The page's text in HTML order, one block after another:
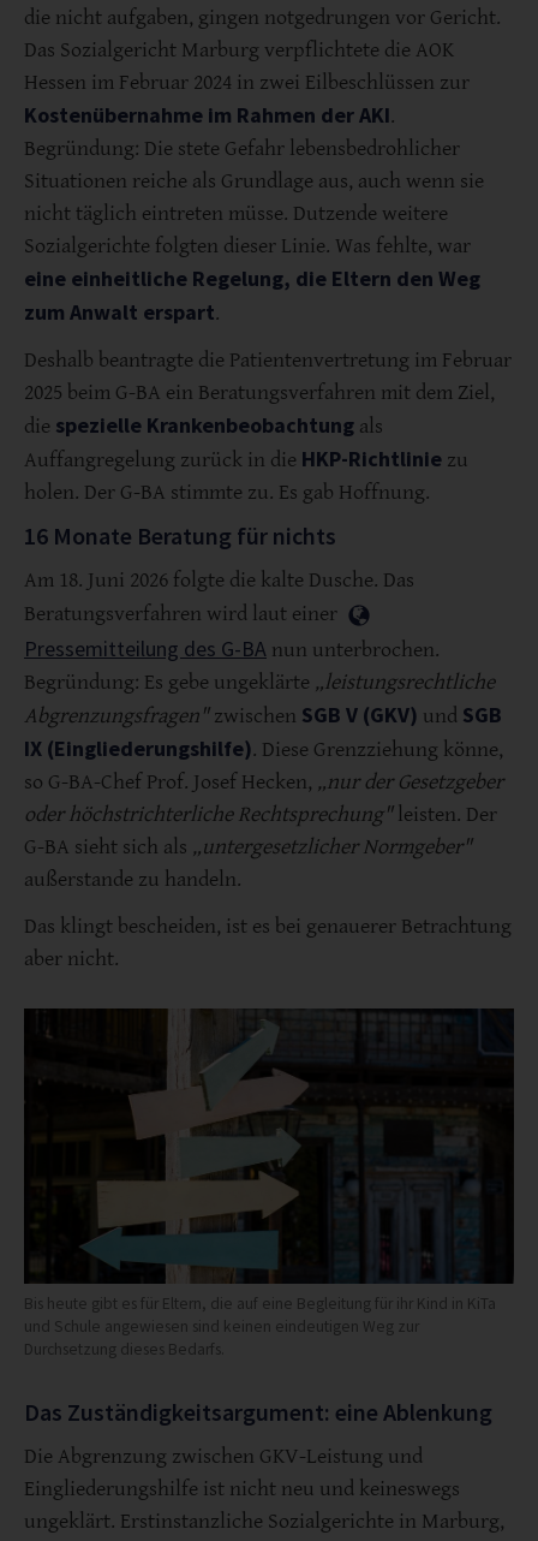
die nicht aufgaben, gingen notgedrungen vor Gericht.
Das Sozialgericht Marburg verpflichtete die AOK
Hessen im Februar 2024 in zwei Eilbeschlüssen zur
Kostenübernahme im Rahmen der AKI.
Begründung: Die stete Gefahr lebensbedrohlicher
Situationen reiche als Grundlage aus, auch wenn sie
nicht täglich eintreten müsse. Dutzende weitere
Sozialgerichte folgten dieser Linie. Was fehlte, war
eine einheitliche Regelung, die Eltern den Weg
zum Anwalt erspart.
Deshalb beantragte die Patientenvertretung im Februar
2025 beim G-BA ein Beratungsverfahren mit dem Ziel,
die spezielle Krankenbeobachtung als
Auffangregelung zurück in die HKP-Richtlinie zu
holen. Der G-BA stimmte zu. Es gab Hoffnung.
16 Monate Beratung für nichts
Am 18. Juni 2026 folgte die kalte Dusche. Das
Beratungsverfahren wird laut einer
Pressemitteilung des G-BA nun unterbrochen.
Begründung: Es gebe ungeklärte „leistungsrechtliche
Abgrenzungsfragen"zwischen SGB V (GKV) und SGB
IX (Eingliederungshilfe). Diese Grenzziehung könne,
so G-BA-Chef Prof. Josef Hecken, „nur der Gesetzgeber
oder höchstrichterliche Rechtsprechung"leisten. Der
G-BA sieht sich als „untergesetzlicher Normgeber"
außerstande zu handeln.
Das klingt bescheiden, ist es bei genauerer Betrachtung
aber nicht.
Bis heute gibt es für Eltern, die auf eine Begleitung für ihr Kind in KiTa
und Schule angewiesen sind keinen eindeutigen Weg zur
Durchsetzung dieses Bedarfs.
Das Zuständigkeitsargument: eine Ablenkung
Die Abgrenzung zwischen GKV-Leistung und
Eingliederungshilfe ist nicht neu und keineswegs
ungeklärt. Erstinstanzliche Sozialgerichte in Marburg,